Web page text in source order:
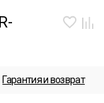
Гарантия и возврат